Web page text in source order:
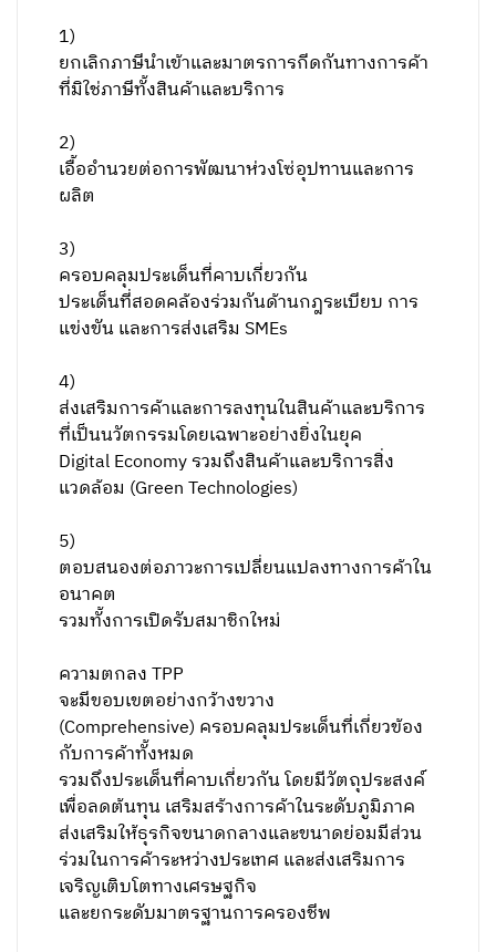
1)
ยกเลิกภาษีนำเข้าและมาตรการกีดกันทางการค้า
ที่มิใช่ภาษีทั้งสินค้าและบริการ
2)
เอื้ออำนวยต่อการพัฒนาห่วงโซ่อุปทานและการ
ผลิต
3)
ครอบคลุมประเด็นที่คาบเกี่ยวกัน
ประเด็นที่สอดคล้องร่วมกันด้านกฎระเบียบ การ
แข่งขัน และการส่งเสริม SMEs
4)
ส่งเสริมการค้าและการลงทุนในสินค้าและบริการ
ที่เป็นนวัตกรรมโดยเฉพาะอย่างยิ่งในยุค
Digital Economy รวมถึงสินค้าและบริการสิ่ง
แวดล้อม (Green Technologies)
5)
ตอบสนองต่อภาวะการเปลี่ยนแปลงทางการค้าใน
อนาคต
รวมทั้งการเปิดรับสมาชิกใหม่
ความตกลง TPP
จะมีขอบเขตอย่างกว้างขวาง
(Comprehensive) ครอบคลุมประเด็นที่เกี่ยวข้อง
กับการค้าทั้งหมด
รวมถึงประเด็นที่คาบเกี่ยวกัน โดยมีวัตถุประสงค์
เพื่อลดต้นทุน เสริมสร้างการค้าในระดับภูมิภาค
ส่งเสริมให้ธุรกิจขนาดกลางและขนาดย่อมมีส่วน
ร่วมในการค้าระหว่างประเทศ และส่งเสริมการ
เจริญเติบโตทางเศรษฐกิจ
และยกระดับมาตรฐานการครองชีพ